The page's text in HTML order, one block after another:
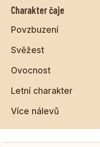
Charakter čaje
Povzbuzení
Svěžest
Ovocnost
Letní charakter
Více nálevů